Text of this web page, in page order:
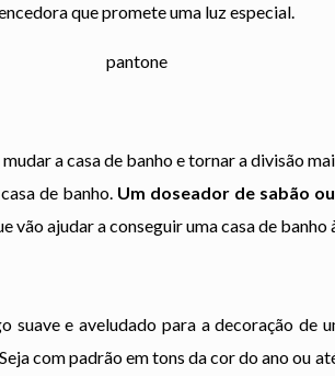
que promete uma luz especial.
a casa de banho e tornar a divisão
de banho. Um doseador de sabão
vão ajudar a conseguir uma casa de
e aveludado para a decoração de
com padrão em tons da cor do ano ou